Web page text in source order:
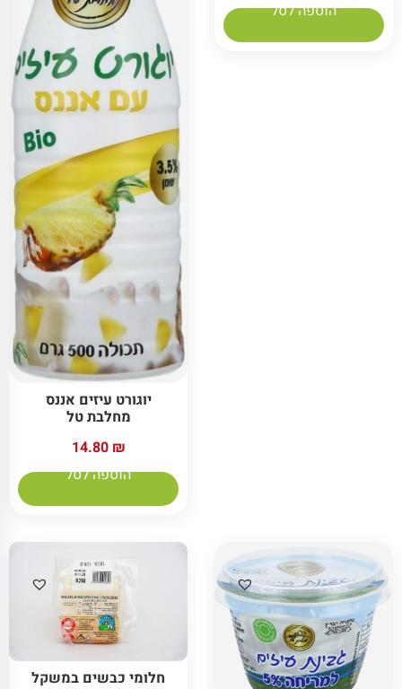
הוספה לסל
יוגורט עיזים אננס
מחלבת טל
14.80 ₪
הוספה לסל
חלומי כבשים במשקל